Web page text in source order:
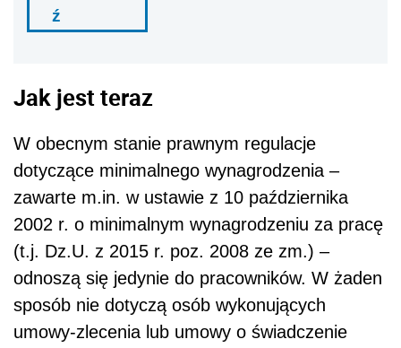
ź
Jak jest teraz
W obecnym stanie prawnym regulacje
dotyczące minimalnego wynagrodzenia –
zawarte m.in. w ustawie z 10 października
2002 r. o minimalnym wynagrodzeniu za pracę
(t.j. Dz.U. z 2015 r. poz. 2008 ze zm.) –
odnoszą się jedynie do pracowników. W żaden
sposób nie dotyczą osób wykonujących
umowy-zlecenia lub umowy o świadczenie